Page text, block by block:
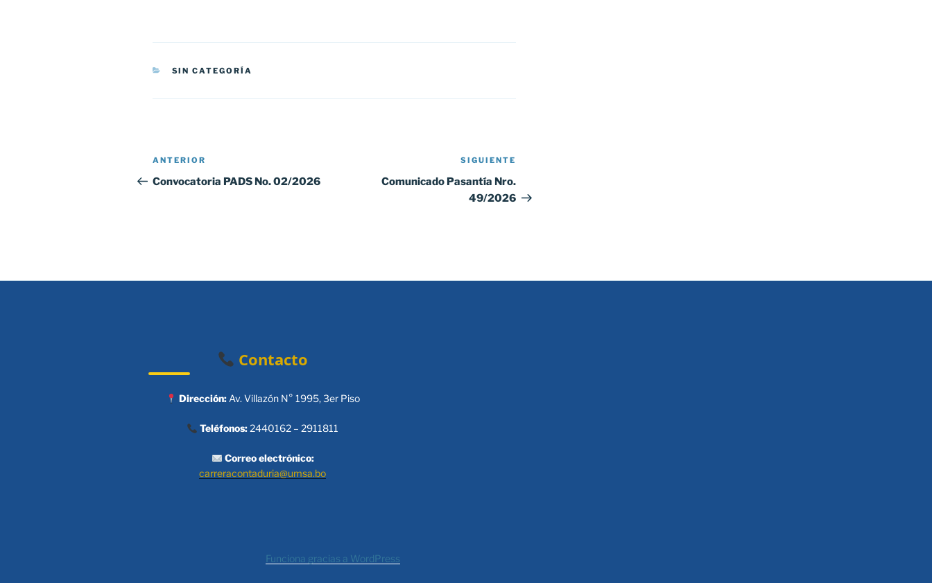
CATEGORÍAS
SIN CATEGORÍA
Navegación
de
Entrada
anterior:
ANTERIOR
Convocatoria PADS No. 02/2026
SIGUIENTE
Comunicado Pasantía Nro.
49/2026
Contacto
Dirección:Av. Villazón N° 1995, 3er Piso
Teléfonos:2440162 – 2911811
Correo electrónico:
carreracontaduria@umsa.bo
Funciona gracias a WordPress